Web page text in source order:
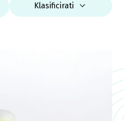
Klasificirati